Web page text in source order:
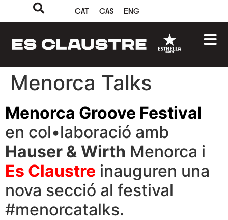
CAT CAS ENG
Menorca Talks
Menorca Groove Festival
en col•laboració amb
Hauser & Wirth Menorca i
Es Claustre inauguren una
nova secció al festival
#menorcatalks.